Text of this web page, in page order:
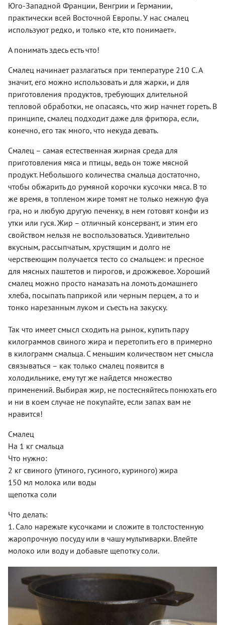
Юго-Западной Франции, Венгрии и Германии,
практически всей Восточной Европы. У нас смалец
используют редко, и только «те, кто понимает».
А понимать здесь есть что!
Смалец начинает разлагаться при температуре 210 С. А
значит, его можно использовать и для жарки, и для
приготовления продуктов, требующих длительной
тепловой обработки, не опасаясь, что жир начнет гореть. В
принципе, смалец подходит даже для фритюра, если,
конечно, его так много, что некуда девать.
Смалец – самая естественная жирная среда для
приготовления мяса и птицы, ведь он тоже мясной
продукт. Небольшого количества смальца достаточно,
чтобы обжарить до румяной корочки кусочки мяса. В то
же время, в топленом жире томят не только нежную фуа
гра, но и любую другую печенку, в нем готовят конфи из
утки или гуся. Жир – отличный консервант, и этим его
свойством нельзя не воспользоваться. Удивительно
вкусным, рассыпчатым, хрустящим и долго не
черствеющим получается тесто со смальцем: и пресное
для мясных паштетов и пирогов, и дрожжевое. Хороший
смалец можно просто намазать на ломоть домашнего
хлеба, посыпать паприкой или черным перцем, а то и
тонко нарезанным луком и съесть на закуску.
Так что имеет смысл сходить на рынок, купить пару
килограммов свиного жира и перетопить его в примерно
в килограмм смальца. С меньшим количеством нет смысла
связываться – как только смалец появится в
холодильнике, ему тут же найдется множество
применений. Выбирая жир, не постесняйтесь понюхать его
и ни в коем случае не покупайте, если запах вам не
нравится!
Смалец
На 1 кг смальца
Что нужно:
2 кг свиного (утиного, гусиного, куриного) жира
150 мл молока или воды
щепотка соли
Что делать:
1. Сало нарежьте кусочками и сложите в толстостенную
жаропрочную посуду или в чашу мультиварки. Влейте
молоко или воду и добавьте щепотку соли.